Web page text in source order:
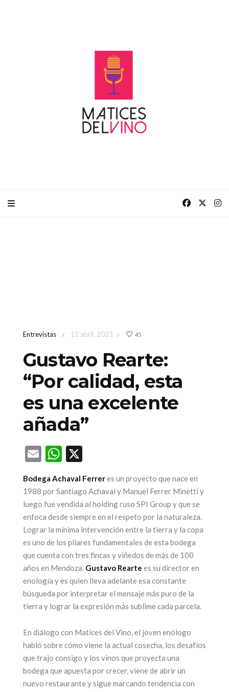
una nueva
de la
feria más
Alta
Gama by
Sheraton
17 julio, 2026
25 años
ícono
turismo
Entrevistas / 12 abril, 2023 / 45
Gustavo Rearte:
“Por calidad, esta
es una excelente
añada”
EmailWhatsApp
Bodega Achaval Ferreres un proyecto que nace en
1988 por Santiago Achaval y Manuel Ferrer Minetti y
luego fue vendida al holding ruso SPI Group y que se
enfoca desde siempre en el respeto por la naturaleza.
Lograr la mínima intervención entre la tierra y la copa
es uno de los pilares fundamentales de esta bodega
que cuenta con tres fincas y viñedos de más de 100
años en Mendoza. Gustavo Rearte es su director en
enología y es quien lleva adelante esa constante
búsqueda por interpretar el mensaje más puro de la
tierra y lograr la expresión más sublime cada parcela.
En diálogo con Matices del Vino, el joven enólogo
habló sobre cómo viene la actual cosecha, los desafíos
que trajo consigo y los vinos que proyecta una
bodega que apuesta por crecer, viene de abrir un
nuevo restaurante y sigue marcando tendencia con